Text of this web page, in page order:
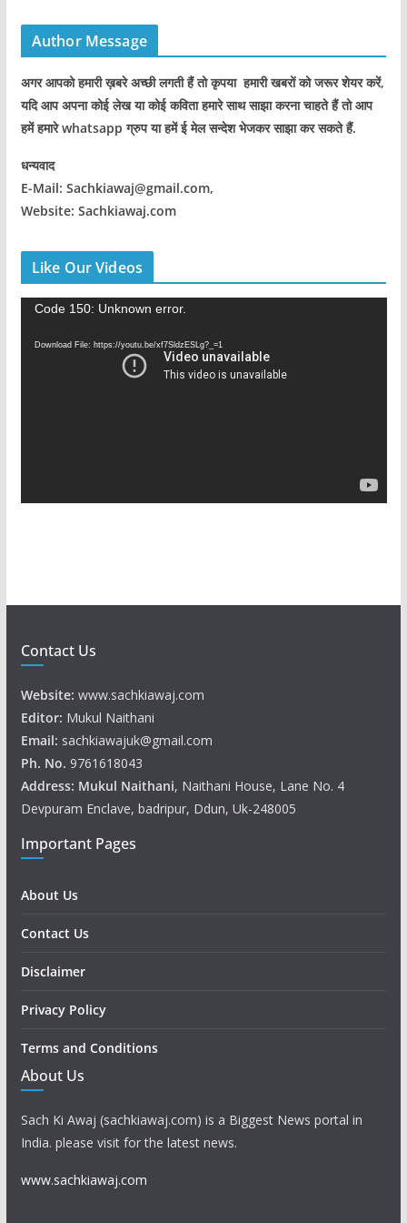
Author Message
अगर आपको हमारी ख़बरे अच्छी लगती हैं तो कृपया हमारी खबरों को जरूर शेयर करें,
यदि आप अपना कोई लेख या कोई कविता हमारे साथ साझा करना चाहते हैं तो आप
हमें हमारे whatsapp ग्रुप या हमें ई मेल सन्देश भेजकर साझा कर सकते हैं.
धन्यवाद
E-Mail: Sachkiawaj@gmail.com,
Website: Sachkiawaj.com
Like Our Videos
Code 150: Unknown error.
Download File: https://youtu.be/xf7SldzESLg?_=1
Contact Us
Website: www.sachkiawaj.com
Editor: Mukul Naithani
Email: sachkiawajuk@gmail.com
Ph. No. 9761618043
Address: Mukul Naithani, Naithani House, Lane No. 4
Devpuram Enclave, badripur, Ddun, Uk-248005
Important Pages
About Us
Contact Us
Disclaimer
Privacy Policy
Terms and Conditions
About Us
Sach Ki Awaj (sachkiawaj.com) is a Biggest News portal in
India. please visit for the latest news.
www.sachkiawaj.com